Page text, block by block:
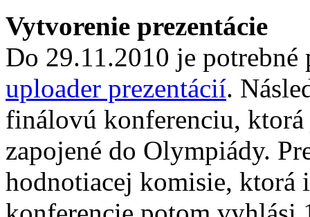
Vytvorenie prezentácie
Do 29.11.2010 je
uploader prezentácií.
finálovú konferenciu,
zapojené do Olympiády.
hodnotiacej komisie,